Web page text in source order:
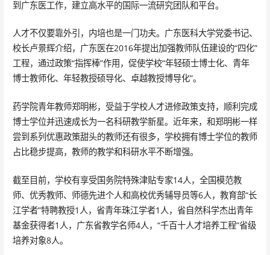
到广东医工作，建立高水平的国际一流研究团队和平台。
人才不仅要靠外引，内培也是一门功夫。广东医科大学党委书记、
校长卢景辉介绍，广东医在2016年提出加强教师队伍建设的“四化”
工程，通过政策“指挥棒”作用，促使学校“年轻硕士博士化、青年
博士教师化、年轻教授硕导化、卓越教授博导化”。
药学院青年教师郑明彬，受益于学校人才进修政策支持，顺利完成
博士学位并迅速成长为一名科研教学新星。近年来，和郑明彬一样
尝到系列优惠政策甜头的教师还有很多，学校拥有博士学位的教师
占比稳步提高，教师的教学和科研水平不断增强。
截至目前，学校有享受国务院特殊津贴专家14人，全国模范教
师、优秀教师、师德先进个人和高校优秀辅导员等6人，教育部“长
江学者”特聘教授1人，省青年珠江学者1人，省自然科学杰出青年
基金获得者1人，广东省教学名师4人，“千百十人才培养工程”省级
培养对象8人。